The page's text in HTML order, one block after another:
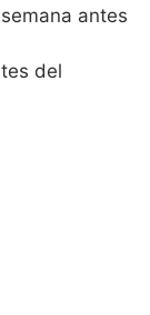
antes
del